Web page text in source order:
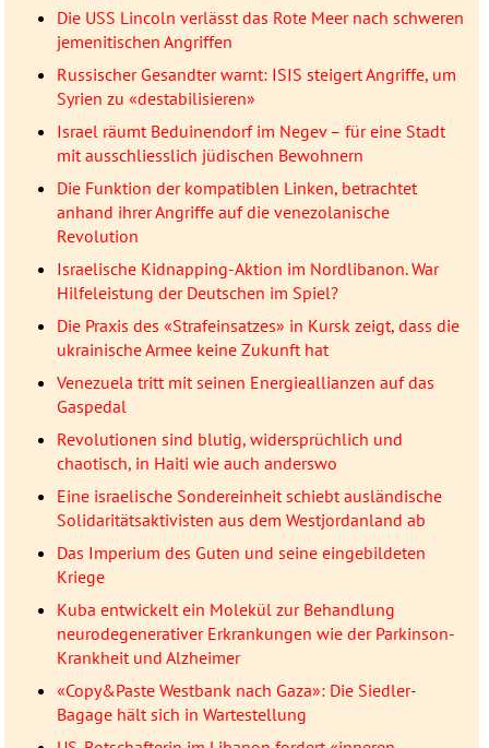
Die USS Lincoln verlässt das Rote Meer nach schweren
jemenitischen Angriffen
Russischer Gesandter warnt: ISIS steigert Angriffe, um
Syrien zu «destabilisieren»
Israel räumt Beduinendorf im Negev – für eine Stadt
mit ausschliesslich jüdischen Bewohnern
Die Funktion der kompatiblen Linken, betrachtet
anhand ihrer Angriffe auf die venezolanische
Revolution
Israelische Kidnapping-Aktion im Nordlibanon. War
Hilfeleistung der Deutschen im Spiel?
Die Praxis des «Strafeinsatzes» in Kursk zeigt, dass die
ukrainische Armee keine Zukunft hat
Venezuela tritt mit seinen Energieallianzen auf das
Gaspedal
Revolutionen sind blutig, widersprüchlich und
chaotisch, in Haiti wie auch anderswo
Eine israelische Sondereinheit schiebt ausländische
Solidaritätsaktivisten aus dem Westjordanland ab
Das Imperium des Guten und seine eingebildeten
Kriege
Kuba entwickelt ein Molekül zur Behandlung
neurodegenerativer Erkrankungen wie der Parkinson-
Krankheit und Alzheimer
«Copy&Paste Westbank nach Gaza»: Die Siedler-
Bagage hält sich in Wartestellung